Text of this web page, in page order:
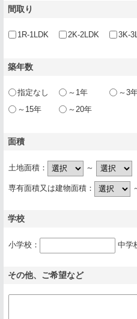
間取り
1R-1LDK 2K-2LDK 3K-
築年数
指定なし ～1年 ～3
～15年
～20年
面積
土地面積： ～
専有面積又は建物面積：
学校
小学校： 中学
その他、ご希望など